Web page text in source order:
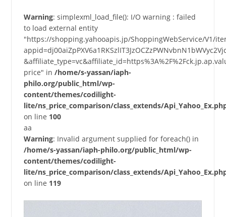
Warning: simplexml_load_file(): I/O warning : failed
to load external entity
"https://shopping.yahooapis.jp/ShoppingWebService/V1/
price" in /home/s-yassan/iaph-
philo.org/public_html/wp-
content/themes/codilight-
lite/ns_price_comparison/class_extends/
on line 100
aa
Warning: Invalid argument supplied for foreach() in
/home/s-yassan/iaph-philo.org/public_html/wp-
content/themes/codilight-
lite/ns_price_comparison/class_extends/
on line 119